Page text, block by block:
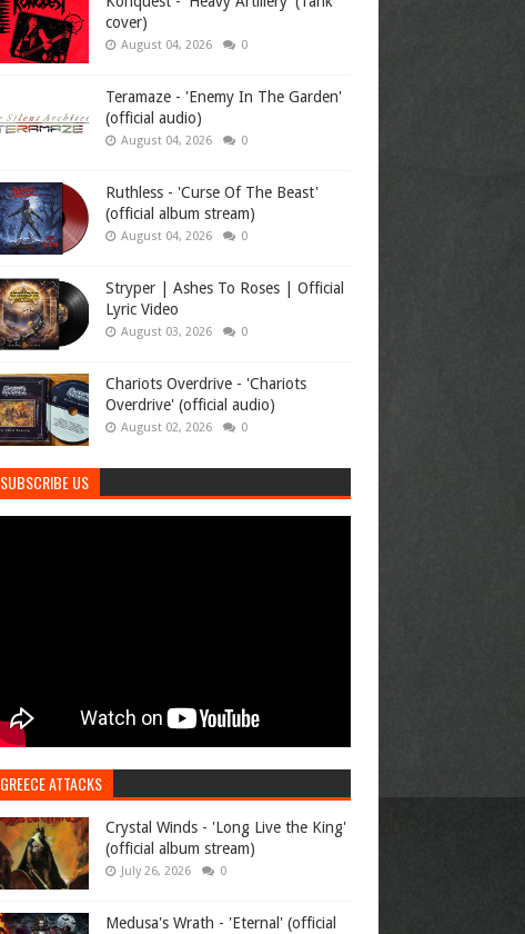
cover)
August 04, 2026 0
Teramaze - 'Enemy In The Garden'
(official audio)
August 04, 2026 0
Ruthless - 'Curse Of The Beast'
(official album stream)
August 04, 2026 0
Stryper | Ashes To Roses | Official
Lyric Video
August 03, 2026 0
Chariots Overdrive - 'Chariots
Overdrive' (official audio)
August 02, 2026 0
SUBSCRIBE US
GREECE ATTACKS
Crystal Winds - 'Long Live the King'
(official album stream)
July 26, 2026 0
Medusa's Wrath - 'Eternal' (official